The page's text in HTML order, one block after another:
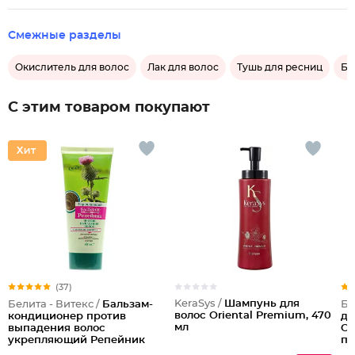
Смежные разделы
Окислитель для волос Лак для волос Тушь для ресниц
С этим товаром покупают
(37)
Белита - Витекс / Бальзам-
кондиционер против
выпадения волос
укрепляющий Репейник
KeraSys / Шампунь для
волос Oriental Premium, 470
мл